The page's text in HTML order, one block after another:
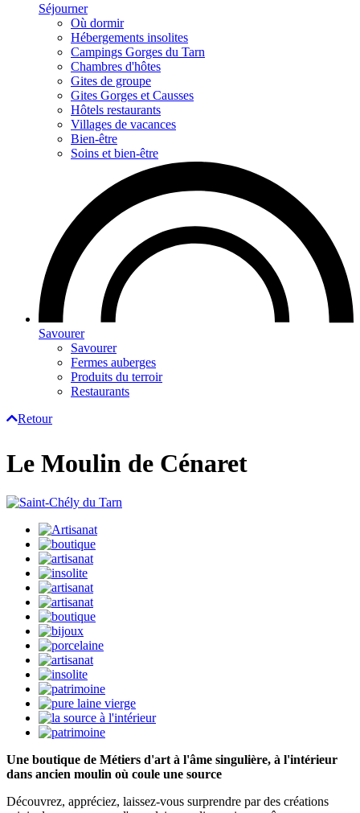
Séjourner
Où dormir
Hébergements insolites
Campings Gorges du Tarn
Chambres d'hôtes
Gites de groupe
Gites Gorges et Causses
Hôtels restaurants
Villages de vacances
Bien-être
Soins et bien-être
Savourer
Savourer
Fermes auberges
Produits du terroir
Restaurants
Retour
Le Moulin de Cénaret
Une boutique de Métiers d'art à l'âme singulière, à l'intérieur
dans ancien moulin où coule une source
Découvrez, appréciez, laissez-vous surprendre par des créations